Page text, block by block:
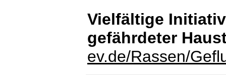
Vielfältige
gefährdeter
ev.de/Rassen/